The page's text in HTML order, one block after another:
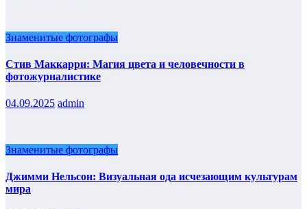
Знаменитые фотографы
Стив Маккарри: Магия цвета и человечности в
фотожурналистике
04.09.2025 admin
Знаменитые фотографы
Джимми Нельсон: Визуальная ода исчезающим культурам
мира